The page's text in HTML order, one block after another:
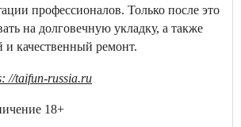
профессионалов. Только после это
на долговечную укладку, а также
и качественный ремонт.
//taifun-russia.ru
18+